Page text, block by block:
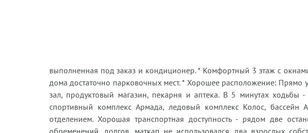
выполненная под заказ и кондиционер. * Комфортный 3 этаж с
дома достаточно парковочных мест. * Хорошее расположение: Прямо
зал, продуктовый магазин, пекарня и аптека. В 5 минутах
спортивный комплекс Армада, ледовый комплекс Колос,
отделением. Хорошая транспортная доступность - рядом две
обременений, долгов, маткап не использовался, два взрослых